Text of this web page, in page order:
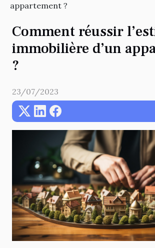
appartement ?
Comment réussir
immobilière d’un
?
23/07/2023